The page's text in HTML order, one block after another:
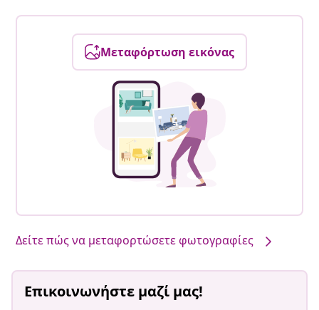
Μεταφόρτωση εικόνας
Δείτε πώς να μεταφορτώσετε φωτογραφίες
Επικοινωνήστε μαζί μας!